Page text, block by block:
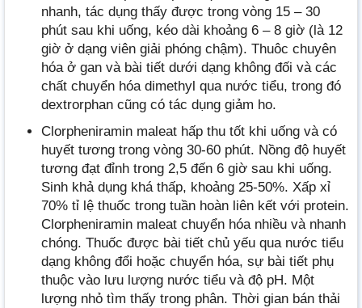
nhanh, tác dụng thấy được trong vòng 15 – 30
phút sau khi uống, kéo dài khoảng 6 – 8 giờ (là 12
giờ ở dạng viên giải phóng chậm). Thuôc chuyên
hóa ở gan và bài tiết dưới dạng không đối và các
chất chuyển hóa dimethyl qua nước tiểu, trong đó
dextrorphan cũng có tác dụng giảm ho.
Clorpheniramin maleat hấp thu tốt khi uống và có
huyết tương trong vòng 30-60 phút. Nồng độ huyết
tương đạt đỉnh trong 2,5 đến 6 giờ sau khi uống.
Sinh khả dụng khá thấp, khoảng 25-50%. Xấp xỉ
70% tỉ lệ thuốc trong tuần hoàn liên kết với protein.
Clorpheniramin maleat chuyển hóa nhiều và nhanh
chóng. Thuốc được bài tiết chủ yếu qua nước tiểu
dạng không đổi hoặc chuyển hóa, sự bài tiết phụ
thuộc vào lưu lượng nước tiểu và độ pH. Một
lượng nhỏ tìm thấy trong phân. Thời gian bán thải